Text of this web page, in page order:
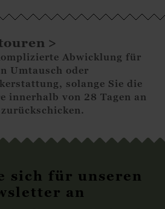
Abwicklung für
Umtausch oder
solange Sie die
innerhalb von 28 Tagen an
sich für unseren
an